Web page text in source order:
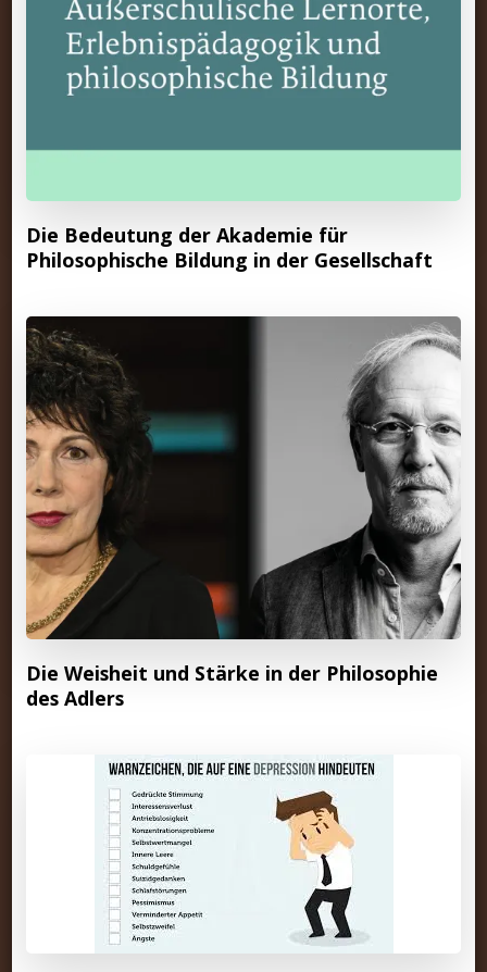
Die Bedeutung der Akademie für
Philosophische Bildung in der Gesellschaft
Die Weisheit und Stärke in der Philosophie
des Adlers